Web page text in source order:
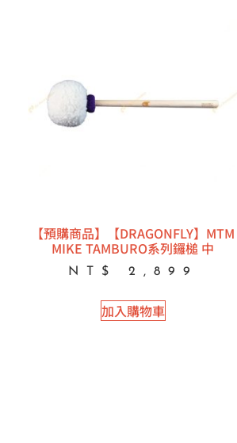
【預購商品】【DRAGONFLY】MTM
MIKE TAMBURO系列鑼槌 中
NT$ 2,899
加入購物車